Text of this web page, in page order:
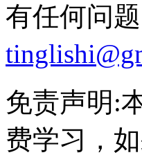
有任何问
免责声明:
费学习，